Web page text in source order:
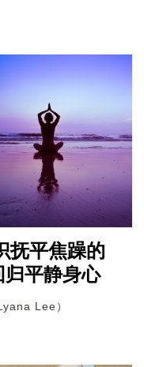
抚平焦躁的
归平静身心
Lee）